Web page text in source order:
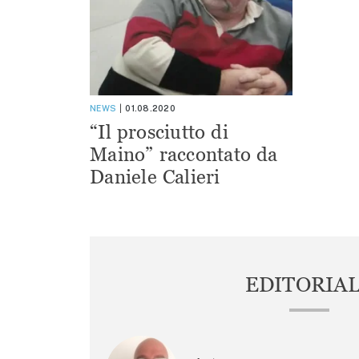
NEWS 01.08.2020
“Il prosciutto di
Maino” raccontato da
Daniele Calieri